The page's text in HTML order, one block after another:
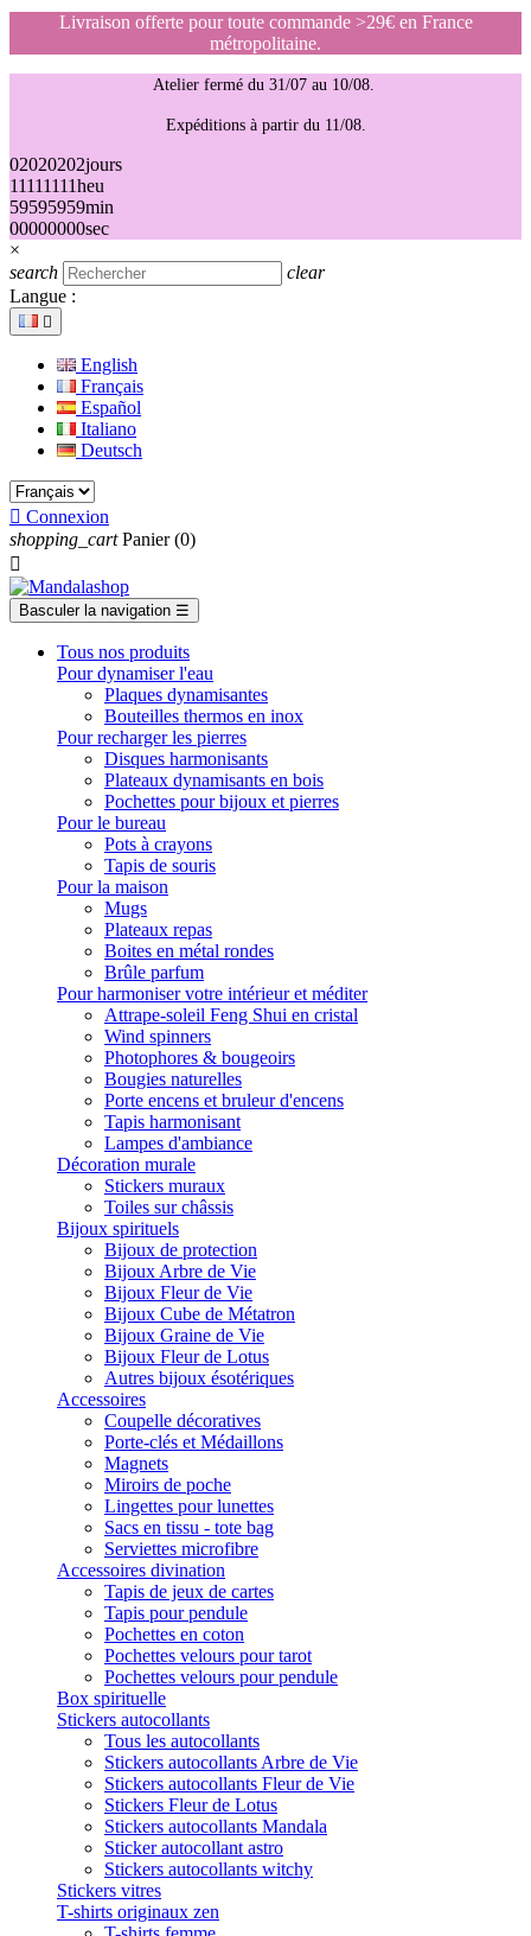
Livraison offerte pour toute commande >29€ en France
métropolitaine.
Atelier fermé du 31/07 au 10/08.
Expéditions à partir du 11/08.
02020202jours
11111111heu
59595959min
00000000sec
×
search
clear
Langue :

English
Français
Español
Italiano
Deutsch
 Connexion
shopping_cart Panier (0)

Basculer la navigation ☰
Tous nos produits
Pour dynamiser l'eau
Plaques dynamisantes
Bouteilles thermos en inox
Pour recharger les pierres
Disques harmonisants
Plateaux dynamisants en bois
Pochettes pour bijoux et pierres
Pour le bureau
Pots à crayons
Tapis de souris
Pour la maison
Mugs
Plateaux repas
Boites en métal rondes
Brûle parfum
Pour harmoniser votre intérieur et méditer
Attrape-soleil Feng Shui en cristal
Wind spinners
Photophores & bougeoirs
Bougies naturelles
Porte encens et bruleur d'encens
Tapis harmonisant
Lampes d'ambiance
Décoration murale
Stickers muraux
Toiles sur châssis
Bijoux spirituels
Bijoux de protection
Bijoux Arbre de Vie
Bijoux Fleur de Vie
Bijoux Cube de Métatron
Bijoux Graine de Vie
Bijoux Fleur de Lotus
Autres bijoux ésotériques
Accessoires
Coupelle décoratives
Porte-clés et Médaillons
Magnets
Miroirs de poche
Lingettes pour lunettes
Sacs en tissu - tote bag
Serviettes microfibre
Accessoires divination
Tapis de jeux de cartes
Tapis pour pendule
Pochettes en coton
Pochettes velours pour tarot
Pochettes velours pour pendule
Box spirituelle
Stickers autocollants
Tous les autocollants
Stickers autocollants Arbre de Vie
Stickers autocollants Fleur de Vie
Stickers Fleur de Lotus
Stickers autocollants Mandala
Sticker autocollant astro
Stickers autocollants witchy
Stickers vitres
T-shirts originaux zen